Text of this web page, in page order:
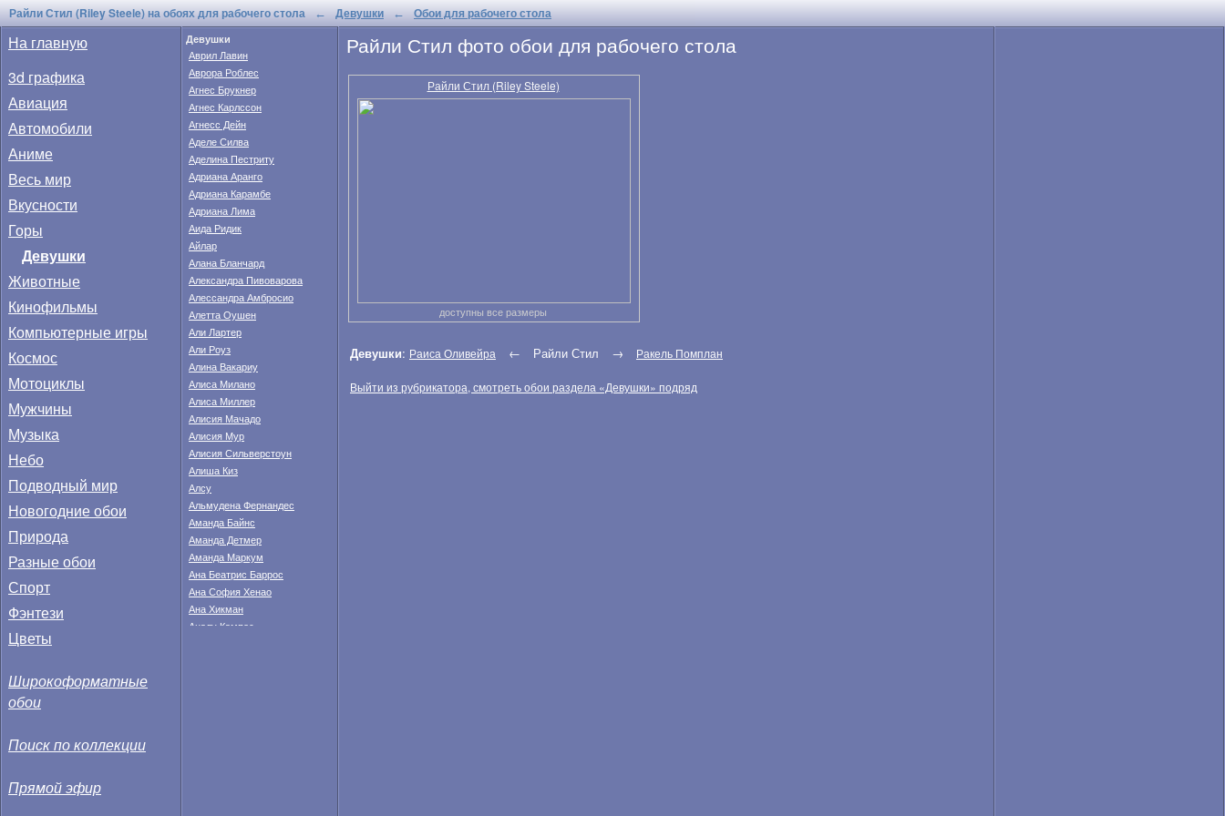
Райли Стил (Riley Steele) на обоях для рабочего стола ← Девушки ← Обои для рабочего стола
На главную
3d графика
Авиация
Автомобили
Аниме
Весь мир
Вкусности
Горы
Девушки
Животные
Кинофильмы
Компьютерные игры
Космос
Мотоциклы
Мужчины
Музыка
Небо
Подводный мир
Новогодние обои
Природа
Разные обои
Спорт
Фэнтези
Цветы
Широкоформатные
обои
Поиск по коллекции
Прямой эфир
Девушки
Аврил Лавин
Аврора Роблес
Агнес Брукнер
Агнес Карлссон
Агнесс Дейн
Аделе Силва
Аделина Пестриту
Адриана Аранго
Адриана Карамбе
Адриана Лима
Аида Ридик
Айлар
Алана Бланчард
Александра Пивоварова
Алессандра Амбросио
Алетта Оушен
Али Лартер
Али Роуз
Алина Вакариу
Алиса Милано
Алиса Миллер
Алисия Мачадо
Алисия Мур
Алисия Сильверстоун
Алиша Киз
Алсу
Альмудена Фернандес
Аманда Байнс
Аманда Детмер
Аманда Маркум
Ана Беатрис Баррос
Ана София Хенао
Ана Хикман
Аналу Кампос
Райли Стил фото обои для рабочего стола
Райли Стил (Riley Steele)
доступны все размеры
Девушки: Раиса Оливейра ← Райли Стил → Ракель Помплан
Выйти из рубрикатора, смотреть обои раздела «Девушки» подряд